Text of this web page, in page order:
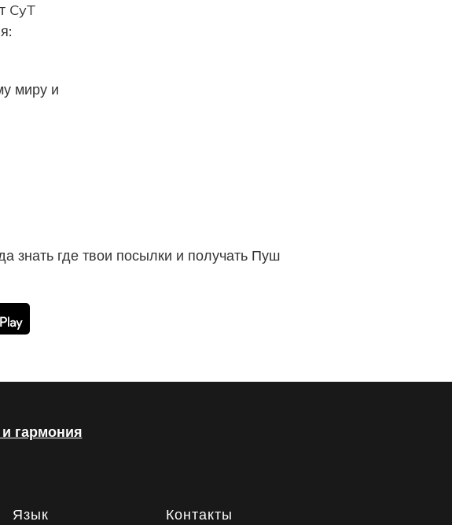
CyT
миру и
знать где твои посылки и получать Пуш
гармония
Язык Контакты